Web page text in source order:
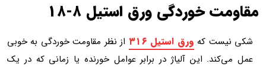
مقاومت خوردگی ورق استیل ۸-۱۸
شکی نیست که ورق استیل ۳۱۶
از نظر مقاومت خوردگی به خوبی
عمل می‌کند. این آلیاژ در برابر عوامل خورنده یا زمانی که در یک